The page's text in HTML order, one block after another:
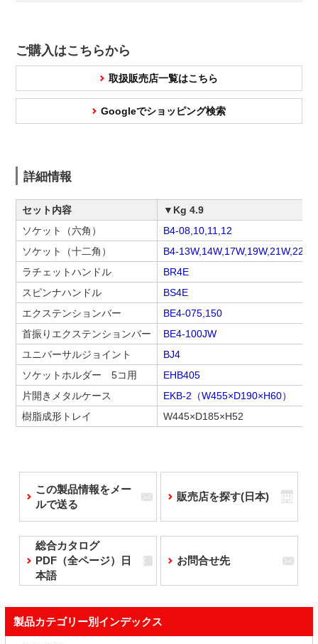
ご購入はこちらから
取扱販売店一覧はこちら
Googleでショッピング検索
詳細情報
セット内容
▼Kg 4.9
ソケット（六角）
B4-08,10,11,12
ソケット（十二角）
B4-
ラチェットハンドル
BR4E
スピンナハンドル
BS4E
エクステンションバー
BE4-075,150
首振りエクステンションバー
BE4-100JW
ユニバーサルジョイント
BJ4
ソケットホルダー 5コ用
EHB405
片開きメタルケース
EKB-2（W455×D190×H60）
樹脂成形トレイ
W445×D185×H52
この製品情報をメー
ルで送る
販売店を探す(日本)
総合カタログ
PDF（全ページ）日
本語
お問合せ先
製品カテゴリー別インデックス